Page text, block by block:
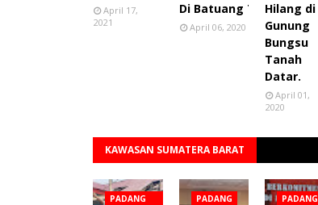
April 17,
2021
Di Batuang Taba.
April 06, 2020
Hilang di
Gunung
Bungsu
Tanah
Datar.
April 01,
2020
KAWASAN SUMATERA BARAT
Lihat semua
PADANG
PADANG
PADANG